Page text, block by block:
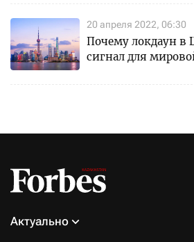
20 апреля 2022, 06:30
Почему локдаун в
сигнал для
Актуально